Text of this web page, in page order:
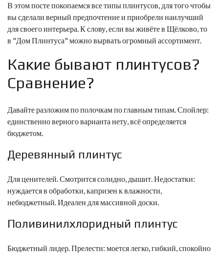
В этом посте покопаемся все типы плинтусов, для того чтобы
вы сделали верный предпочтение и приобрели наилучший
для своего интерьера. К слову, если вы живёте в Щёлково, то
в "Дом Плинтуса" можно вырвать огромный ассортимент.
Какие бывают плинтусов?
Сравнение?
Давайте разложим по полочкам по главным типам. Спойлер:
единственно верного варианта нету, всё определяется
бюджетом.
Деревянный плинтус
Для ценителей. Смотрится солидно, дышит. Недостатки:
нуждается в обработки, капризен к влажности,
небюджетный. Идеален для массивной доски.
Поливинилхлоридный плинтус
Бюджетный лидер. Прелести: моется легко, гибкий, спокойно